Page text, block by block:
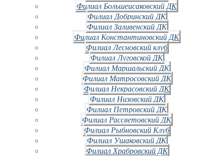
Филиал Большеисаковский ДК
Филиал Добринский ДК
Филиал Заливенский ДК
Филиал Константиновский ДК
Филиал Лесновский клуб
Филиал Луговской ДК
Филиал Маршальский ДК
Филиал Матросовский ДК
Филиал Некрасовский ДК
Филиал Низовский ДК
Филиал Петровский ДК
Филиал Рассветовский ДК
Филиал Рыбновский Клуб
Филиал Ушаковский ДК
Филиал Храбровский ДК